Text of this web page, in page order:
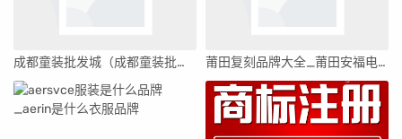
成都童装批发城（成都童装批发一手货源在哪里找） 莆田复刻品牌大全_莆田安福电商城414号档口